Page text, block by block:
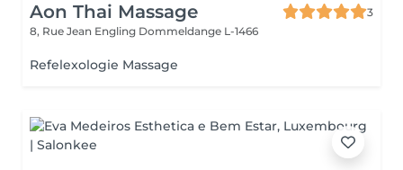
Aon Thai Massage
3
8, Rue Jean Engling Dommeldange L-1466
Refelexologie Massage